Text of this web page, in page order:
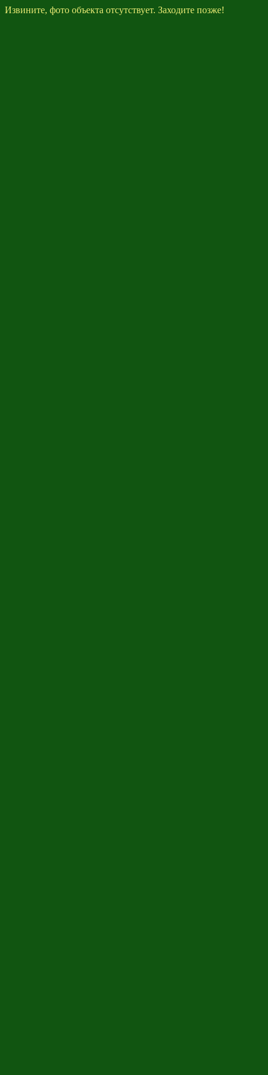
Извините, фото объекта отсутствует. Заходите позже!